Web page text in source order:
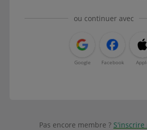
ou continuer avec
Google Facebook
Pas encore membre ?